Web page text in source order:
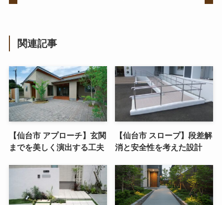
関連記事
【仙台市 アプローチ】玄関
までを美しく演出する工夫
【仙台市 スロープ】段差解
消と安全性を考えた設計